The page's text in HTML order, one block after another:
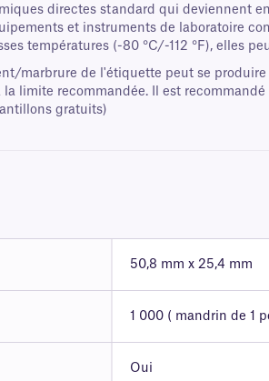
directes standard qui deviennent
et instruments de laboratoire
températures (-80 °C/-112 °F), elles
marbrure de l'étiquette peut se
limite recommandée. Il est
gratuits)
50,8 mm x 25,4 mm
1 000 ( mandrin de 1
Oui